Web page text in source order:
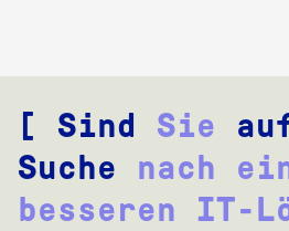
[ Sind Sie
Suche nach
besseren IT-